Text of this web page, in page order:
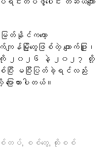
ြတ်နိုင်ကတော့
ြို့တွေဖြစ်တဲ့ ကျောက်ဖြူ၊
ေကို ၂၀၂၆ နဲ့ ၂၀၂၇ တို့
စ်ပြီး မပြီးပြတ်ခဲ့ရင်လည်း
ောထားပါတယ်။
တပ်, စစ်တွေ, ထိုးစစ်